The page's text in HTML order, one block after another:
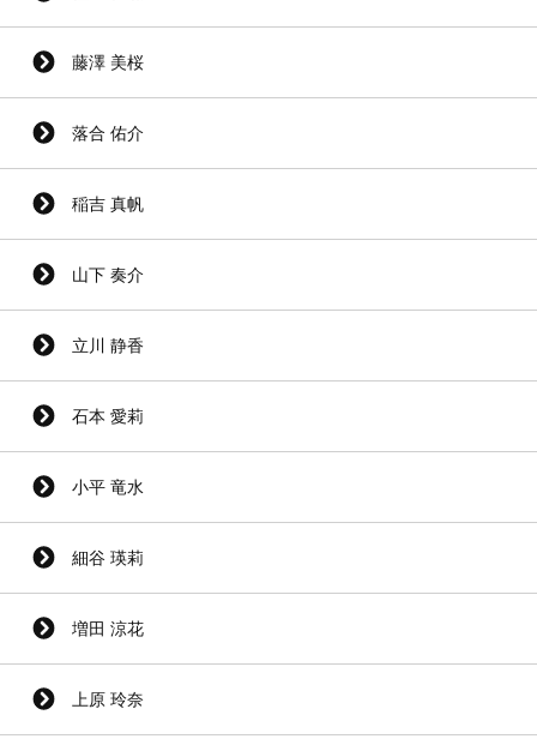
藤澤 美桜
落合 佑介
稲吉 真帆
山下 奏介
立川 静香
石本 愛莉
小平 竜水
細谷 瑛莉
増田 涼花
上原 玲奈